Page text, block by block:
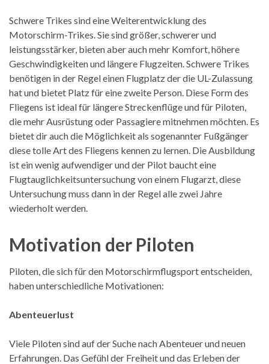
Schwere Trikes sind eine Weiterentwicklung des
Motorschirm-Trikes. Sie sind größer, schwerer und
leistungsstärker, bieten aber auch mehr Komfort, höhere
Geschwindigkeiten und längere Flugzeiten. Schwere Trikes
benötigen in der Regel einen Flugplatz der die UL-Zulassung
hat und bietet Platz für eine zweite Person. Diese Form des
Fliegens ist ideal für längere Streckenflüge und für Piloten,
die mehr Ausrüstung oder Passagiere mitnehmen möchten. Es
bietet dir auch die Möglichkeit als sogenannter Fußgänger
diese tolle Art des Fliegens kennen zu lernen. Die Ausbildung
ist ein wenig aufwendiger und der Pilot baucht eine
Flugtauglichkeitsuntersuchung von einem Flugarzt, diese
Untersuchung muss dann in der Regel alle zwei Jahre
wiederholt werden.
Motivation der Piloten
Piloten, die sich für den Motorschirmflugsport entscheiden,
haben unterschiedliche Motivationen:
Abenteuerlust
Viele Piloten sind auf der Suche nach Abenteuer und neuen
Erfahrungen. Das Gefühl der Freiheit und das Erleben der